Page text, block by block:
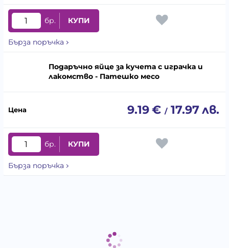
бр. КУПИ
Бърза поръчка
Подаръчно яйце за кучета с играчка и
лакомство - Патешко месо
9.19€ / 17.97лв.
бр. КУПИ
Бърза поръчка